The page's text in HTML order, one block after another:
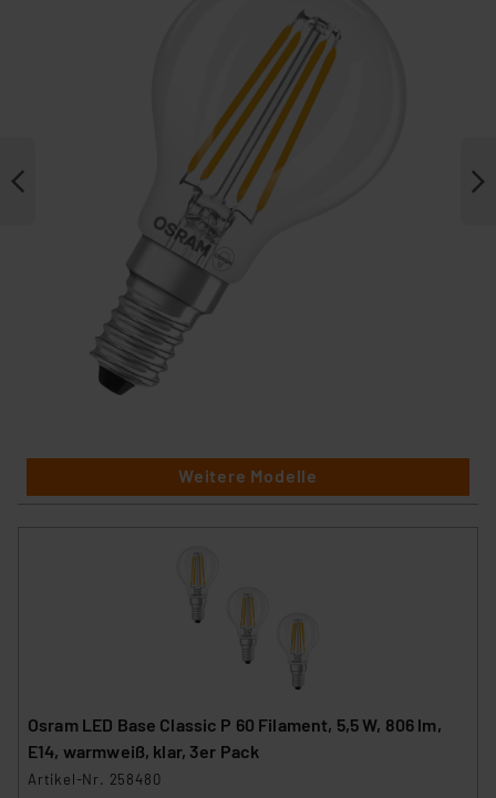
Weitere Modelle
Osram LED Base Classic P 60 Filament, 5,5 W, 806 lm,
E14, warmweiß, klar, 3er Pack
Artikel-Nr. 258480